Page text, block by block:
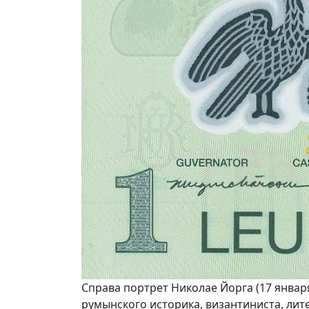
Справа портрет Николае Йорга (17
румынского историка, византиниста,